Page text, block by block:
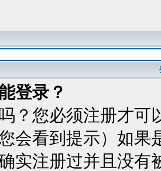
登录？
？您必须注册才可
您会看到提示）如
实注册过并且没